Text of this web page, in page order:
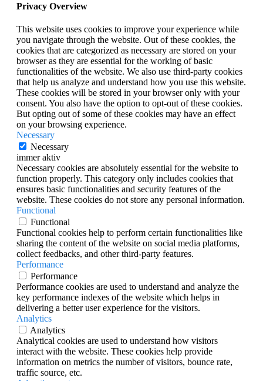
Privacy Overview
This website uses cookies to improve your experience while
you navigate through the website. Out of these cookies, the
cookies that are categorized as necessary are stored on your
browser as they are essential for the working of basic
functionalities of the website. We also use third-party cookies
that help us analyze and understand how you use this website.
These cookies will be stored in your browser only with your
consent. You also have the option to opt-out of these cookies.
But opting out of some of these cookies may have an effect
on your browsing experience.
Necessary
Necessary
immer aktiv
Necessary cookies are absolutely essential for the website to
function properly. This category only includes cookies that
ensures basic functionalities and security features of the
website. These cookies do not store any personal information.
Functional
Functional
Functional cookies help to perform certain functionalities like
sharing the content of the website on social media platforms,
collect feedbacks, and other third-party features.
Performance
Performance
Performance cookies are used to understand and analyze the
key performance indexes of the website which helps in
delivering a better user experience for the visitors.
Analytics
Analytics
Analytical cookies are used to understand how visitors
interact with the website. These cookies help provide
information on metrics the number of visitors, bounce rate,
traffic source, etc.